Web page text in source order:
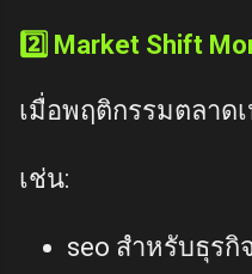
2️⃣ Market Shift
เมื่อพฤติกรรมตลาด
เช่น:
seo สำหรับธุรกิ